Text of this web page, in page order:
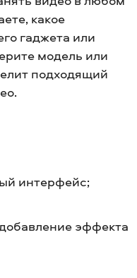
какое
гаджета или
модель или
подходящий
интерфейс;
эффекта